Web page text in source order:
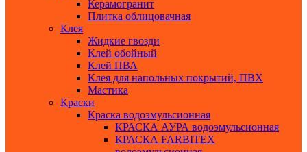
Керамогранит
Плитка облицовачная
Клея
Жидкие гвозди
Клей обойный
Клей ПВА
Клея для напольных покрытий, ПВХ
Мастика
Краски
Краска водоэмульсионная
КРАСКА АУРА водоэмульсионная
КРАСКА FARBITEX